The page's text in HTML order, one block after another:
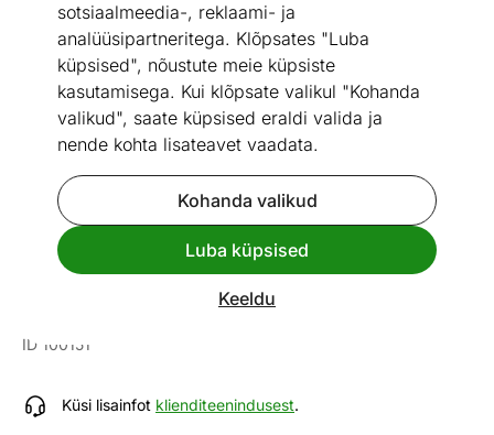
sotsiaalmeedia-, reklaami- ja
analüüsipartneritega. Klõpsates "Luba
küpsised", nõustute meie küpsiste
kasutamisega. Kui klõpsate valikul "Kohanda
valikud", saate küpsised eraldi valida ja
nende kohta lisateavet vaadata.
Kohanda valikud
Luba küpsised
Keeldu
Vaata sarnaseid
Šifoon-fotokardin Pink dream
ID 100151
Küsi lisainfot klienditeenindusest.